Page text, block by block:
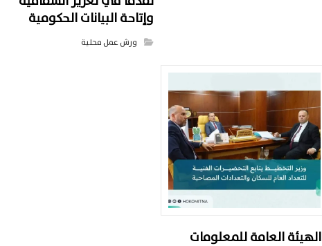
وإتاحة البيانات الحكومية
ورش عمل محلية
الهيئة العامة للمعلومات